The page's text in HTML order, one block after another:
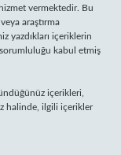
vermektedir. Bu
araştırma
yazdıkları içeriklerin
kabul etmiş
içerikleri,
halinde, ilgili içerikler